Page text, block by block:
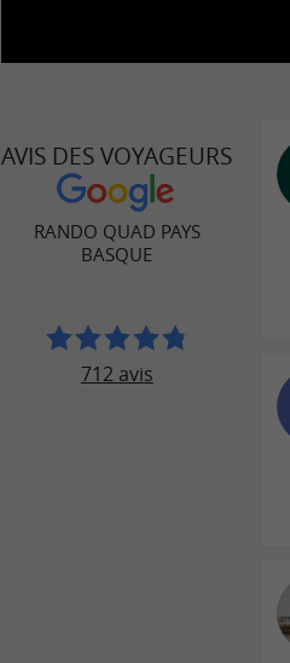
AVIS DES VOYAGEURS
RANDO QUAD PAYS
BASQUE
712 avis